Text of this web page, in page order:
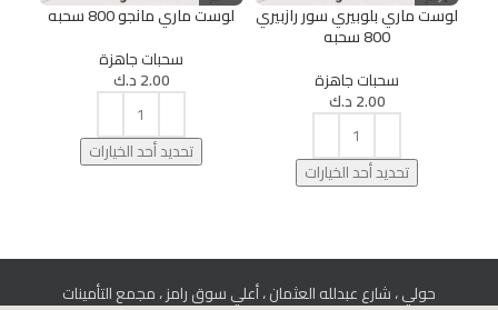
لوست ماري بلوبيري سور رازبيري
800 سحبه
سحبات جاهزة
2.00د.ك
تحديد أحد الخيارات
لوست ماري مانجو 800 سحبه
سحبات جاهزة
2.00د.ك
تحديد أحد الخيارات
حولي ، شارع عبدلله العثمان ، أعلي سوق رامز ، مجمع التأمينات